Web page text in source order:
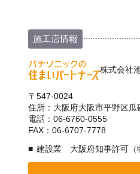
施工店情報
株式会社
〒547-0024
住所：大阪府大阪市平野区瓜
電話：06-6760-0555
FAX：06-6707-7778
建設業 大阪府知事許可（